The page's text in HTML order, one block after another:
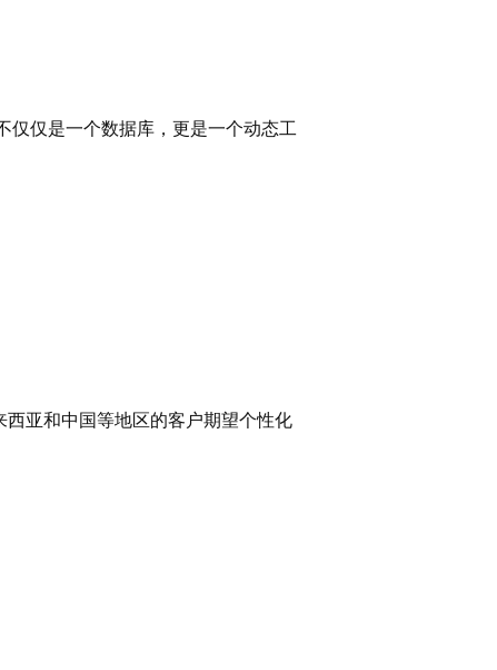
仅仅是一个数据库，更是一个动态工
亚和中国等地区的客户期望个性化